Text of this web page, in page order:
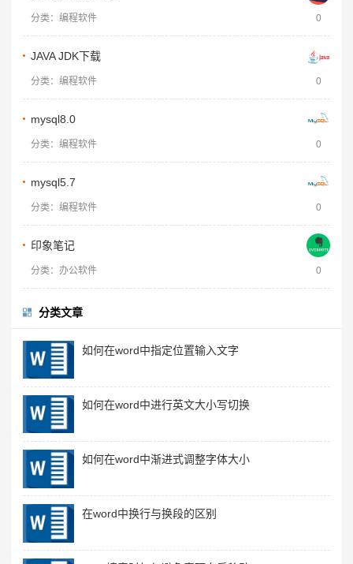
分类：编程软件 0
JAVA JDK下载
分类：编程软件 0
mysql8.0
分类：编程软件 0
mysql5.7
分类：编程软件 0
印象笔记
分类：办公软件 0
分类文章
如何在word中指定位置输入文字
如何在word中进行英文大小写切换
如何在word中渐进式调整字体大小
在word中换行与换段的区别